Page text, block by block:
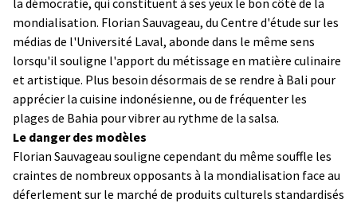
mondialisation. Florian Sauvageau, du Centre d'étude sur les
médias de l'Université Laval, abonde dans le même sens
lorsqu'il souligne l'apport du métissage en matière culinaire
et artistique. Plus besoin désormais de se rendre à Bali pour
apprécier la cuisine indonésienne, ou de fréquenter les
plages de Bahia pour vibrer au rythme de la salsa.
Le danger des modèles
Florian Sauvageau souligne cependant du même souffle les
craintes de nombreux opposants à la mondialisation face au
déferlement sur le marché de produits culturels standardisés